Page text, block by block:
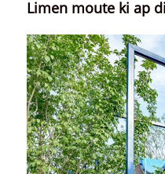
Limen moute ki ap